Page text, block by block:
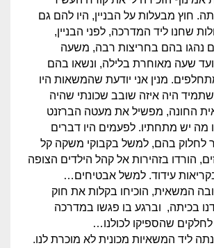
חוץ מבעלות על הבניין, היו להם גם
שחנו ליד המדרכה, לפני הבניין,
נהגו בהם בחריצות רבה, משעה
שעה מאוחרת בלילה, ונשאו בהם
מנין אני יודעת שהמשאות היו
היה איזה שובב שכונתי שהיה
החונה, מפשיל את מעטה הברזנט
מה יש מתחתיו. לפעמים היו דברים
לחלוק בהם, למשל בקבוקי משקה קל
הורדו בזהירות אל קהל הילדים הצופה
עידוד. למשל אבטיחים…
המשאית, הוכיחו בקלות את חוק
בכיתה, וברגע בו פגשו במדרכה
לחלקים שהספיקו לכולנו…
ליד המשאיות מכונית לא מוכרת לנו.